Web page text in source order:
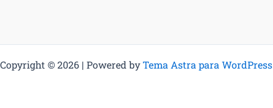
Copyright © 2026 | Powered byTema Astra para WordPress